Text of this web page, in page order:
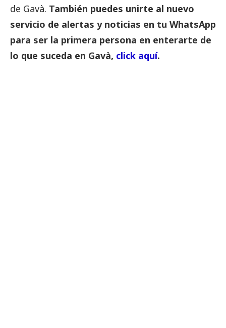
de Gavà. También puedes unirte al nuevo
servicio de alertas y noticias en tu WhatsApp
para ser la primera persona en enterarte de
lo que suceda en Gavà, click aquí.